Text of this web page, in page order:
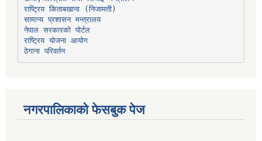
सामान्य प्रशासन मन्त्रालय
नेपाल सरकारको पोर्टल
राष्ट्रिय योजना आयोग
ठेगाना परिवर्तन
नगरपालिकाको फेसबुक पेज